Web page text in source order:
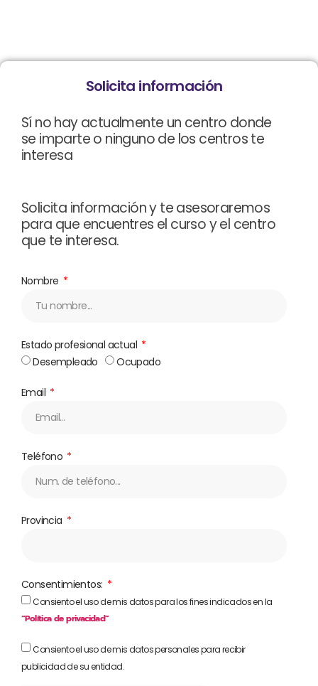
Solicita información
Sí no hay actualmente un centro donde
se imparte o ninguno de los centros te
interesa
Solicita información y te asesoraremos
para que encuentres el curso y el centro
que te interesa.
Nombre
Estado profesional actual
Desempleado
Ocupado
Email
Teléfono
Provincia
Consentimientos:
Consiento el uso de mis datos para los fines indicados en la
“Política de privacidad”
Consiento el uso de mis datos personales para recibir
publicidad de su entidad.